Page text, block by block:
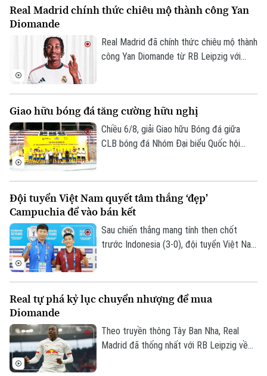
Tài chính Ngân hàng
Doanh nghiệp
Đầu tư
Đất đai
Kinh nghiệm
Ô tô
Xe máy
Đánh giá
Giáo dục
Tin tức
Tuyển sinh
Hướng nghiệp
Tin tức
Làng nghề
Di tích
Y tế
Dinh dưỡng
Thể thao
Bóng đá
Quần vợt
Golf
Giải trí
Sao
Điện ảnh
Thời trang
Âm nhạc
Đã phát sóng
Real Madrid chính thức chiêu mộ thành công Yan
Diomande
Real Madrid đã chính thức chiêu mộ thành
công Yan Diomande từ RB Leipzig với
triệu euro phụ phí tùy theo thành tích.
Giao hữu bóng đá tăng cường hữu nghị
Chiều 6/8, giải Giao hữu Bóng đá giữa
CLB bóng đá Nhóm Đại biểu Quốc hội
hữu nghị.
Đội tuyển Việt Nam quyết tâm thắng ‘đẹp’
Campuchia để vào bán kết
Sau chiến thắng mang tính then chốt
trước Indonesia (3-0), đội tuyển Việt Nam
làm nhiều hơn thế trước Campuchia, quyết
ngôi nhất bảng.
Real tự phá kỷ lục chuyển nhượng để mua
Diomande
Theo truyền thông Tây Ban Nha, Real
Madrid đã thống nhất với RB Leipzig về